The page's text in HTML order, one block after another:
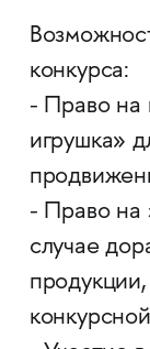
конкурса:
- Право на
игрушка»
- Право на
случае